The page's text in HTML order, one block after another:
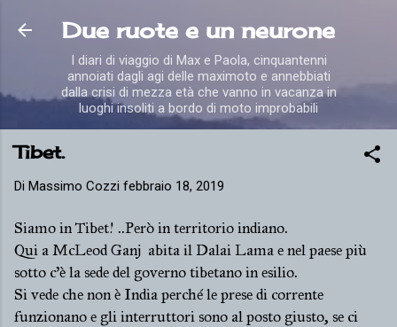
Passa ai contenuti principali
Due ruote e un neurone
I diari di viaggio di Max e Paola, cinquantenni
annoiati dagli agi delle maximoto e annebbiati
dalla crisi di mezza età che vanno in vacanza in
luoghi insoliti a bordo di moto improbabili
Tibet.
Di Massimo Cozzi febbraio 18, 2019
Siamo in Tibet! ..Però in territorio indiano.
Qui a McLeod Ganj abita il Dalai Lama e nel paese più
sotto c'è la sede del governo tibetano in esilio.
Si vede che non è India perché le prese di corrente
funzionano e gli interruttori sono al posto giusto, se ci